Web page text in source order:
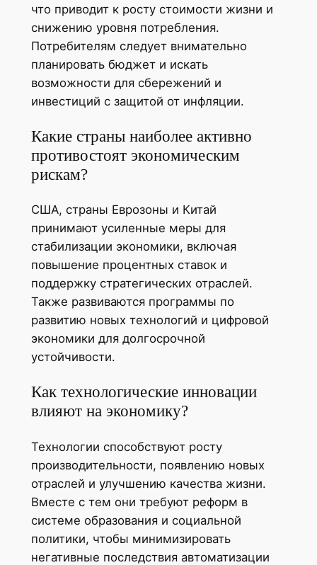
что приводит к росту стоимости жизни и
снижению уровня потребления.
Потребителям следует внимательно
планировать бюджет и искать
возможности для сбережений и
инвестиций с защитой от инфляции.
Какие страны наиболее активно
противостоят экономическим
рискам?
США, страны Еврозоны и Китай
принимают усиленные меры для
стабилизации экономики, включая
повышение процентных ставок и
поддержку стратегических отраслей.
Также развиваются программы по
развитию новых технологий и цифровой
экономики для долгосрочной
устойчивости.
Как технологические инновации
влияют на экономику?
Технологии способствуют росту
производительности, появлению новых
отраслей и улучшению качества жизни.
Вместе с тем они требуют реформ в
системе образования и социальной
политики, чтобы минимизировать
негативные последствия автоматизации